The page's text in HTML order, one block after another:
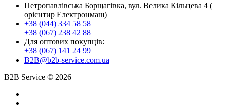
Петропавлівська Борщагівка, вул. Велика Кільцева 4 (
орієнтир Електронмаш)
+38 (044) 334 58 58
+38 (067) 238 42 88
Для оптових покупців:
+38 (067) 141 24 99
B2B@b2b-service.com.ua
B2B Service © 2026